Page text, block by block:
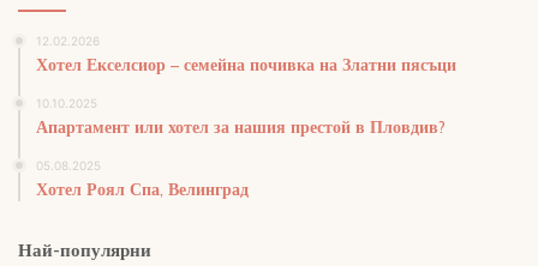
12.02.2026
Хотел Екселсиор – семейна почивка на Златни пясъци
10.10.2025
Апартамент или хотел за нашия престой в Пловдив?
05.08.2025
Хотел Роял Спа, Велинград
Най-популярни